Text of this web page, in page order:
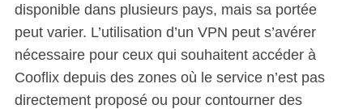
disponible dans plusieurs pays, mais sa portée
peut varier. L’utilisation d’un VPN peut s’avérer
nécessaire pour ceux qui souhaitent accéder à
Cooflix depuis des zones où le service n’est pas
directement proposé ou pour contourner des